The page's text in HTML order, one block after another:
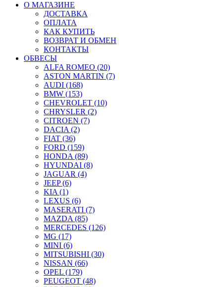
О МАГАЗИНЕ
ДОСТАВКА
ОПЛАТА
КАК КУПИТЬ
ВОЗВРАТ И ОБМЕН
КОНТАКТЫ
ОБВЕСЫ
ALFA ROMEO (20)
ASTON MARTIN (7)
AUDI (168)
BMW (153)
CHEVROLET (10)
CHRYSLER (2)
CITROEN (7)
DACIA (2)
FIAT (36)
FORD (159)
HONDA (89)
HYUNDAI (8)
JAGUAR (4)
JEEP (6)
KIA (1)
LEXUS (6)
MASERATI (7)
MAZDA (85)
MERCEDES (126)
MG (17)
MINI (6)
MITSUBISHI (30)
NISSAN (66)
OPEL (179)
PEUGEOT (48)